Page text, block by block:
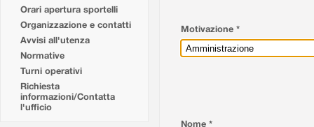
Orari apertura sportelli
Organizzazione e contatti
Avvisi all'utenza
Normative
Turni operativi
Richiesta
informazioni/Contatta
l'ufficio
Motivazione *
Nome *